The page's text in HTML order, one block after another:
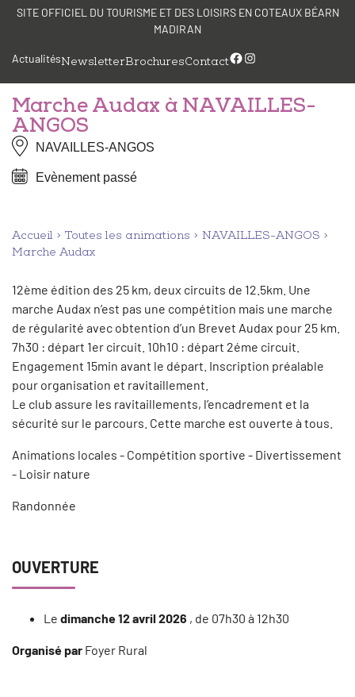
Panneau de gestion des cookies
AllerSITE OFFICIEL DU TOURISME ET DES LOISIRS EN COTEAUX BÉARN
MADIRAN
ActualitésNewsletterBrochuresContactFacebook
Instagram
Marche Audax à NAVAILLES-
ANGOS
NAVAILLES-ANGOS
Evènement passé
Accueil Toutes les animations
NAVAILLES-ANGOS
Marche Audax
12ème édition des 25 km, deux circuits de 12.5km. Une
marche Audax n’est pas une compétition mais une marche
de régularité avec obtention d’un Brevet Audax pour 25 km.
7h30 : départ 1er circuit. 10h10 : départ 2éme circuit.
Engagement 15min avant le départ. Inscription préalable
pour organisation et ravitaillement.
Le club assure les ravitaillements, l’encadrement et la
sécurité sur le parcours. Cette marche est ouverte à tous.
Animations locales - Compétition sportive - Divertissement
- Loisir nature
Randonnée
OUVERTURE
Le dimanche 12 avril 2026 , de 07h30 à 12h30
Organisé par Foyer Rural